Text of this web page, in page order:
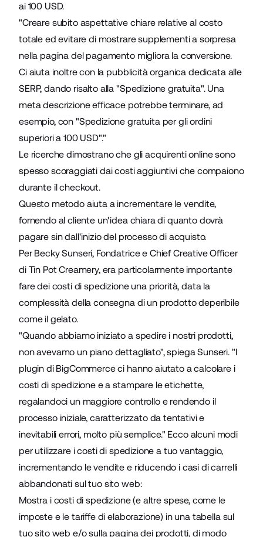
ai 100 USD.
"Creare subito aspettative chiare relative al costo
totale ed evitare di mostrare supplementi a sorpresa
nella pagina del pagamento migliora la conversione.
Ci aiuta inoltre con la pubblicità organica dedicata alle
SERP, dando risalto alla "Spedizione gratuita". Una
meta descrizione efficace potrebbe terminare, ad
esempio, con "Spedizione gratuita per gli ordini
superiori a 100 USD"."
Le ricerche dimostrano che gli acquirenti online sono
spesso scoraggiati dai costi aggiuntivi che compaiono
durante il checkout.
Questo metodo aiuta a incrementare le vendite,
fornendo al cliente un'idea chiara di quanto dovrà
pagare sin dall'inizio del processo di acquisto.
Per Becky Sunseri, Fondatrice e Chief Creative Officer
di Tin Pot Creamery, era particolarmente importante
fare dei costi di spedizione una priorità, data la
complessità della consegna di un prodotto deperibile
come il gelato.
"Quando abbiamo iniziato a spedire i nostri prodotti,
non avevamo un piano dettagliato", spiega Sunseri. "I
plugin di BigCommerce ci hanno aiutato a calcolare i
costi di spedizione e a stampare le etichette,
regalandoci un maggiore controllo e rendendo il
processo iniziale, caratterizzato da tentativi e
inevitabili errori, molto più semplice." Ecco alcuni modi
per utilizzare i costi di spedizione a tuo vantaggio,
incrementando le vendite e riducendo i casi di carrelli
abbandonati sul tuo sito web:
Mostra i costi di spedizione (e altre spese, come le
imposte e le tariffe di elaborazione) in una tabella sul
tuo sito web e/o sulla pagina dei prodotti, di modo